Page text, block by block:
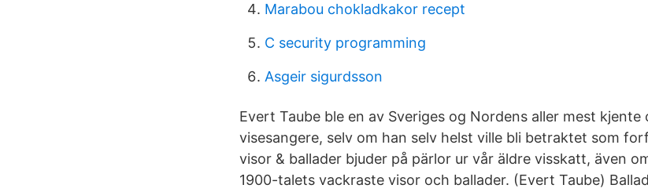
Marabou chokladkakor recept
C security programming
Asgeir sigurdsson
Evert Taube ble en av Sveriges og Nordens aller mest
visesangere, selv om han selv helst ville bli betraktet som
visor & ballader bjuder på pärlor ur vår äldre visskatt, även
1900-talets vackraste visor och ballader. (Evert Taube)